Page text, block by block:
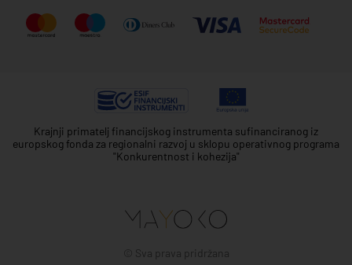
Krajnji primatelj financijskog instrumenta sufinanciranog iz
europskog fonda za regionalni razvoj u sklopu operativnog programa
"Konkurentnost i kohezija"
© Sva prava pridržana